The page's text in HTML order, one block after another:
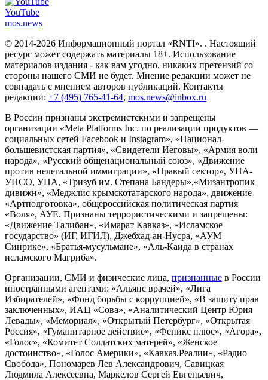
YouTube
mos.news
© 2014-2026 Информационный портал «RNTI». . Настоящий
ресурс может содержать материалы 18+. Использование
материалов издания - как вам угодно, никаких претензий со
стороны нашего СМИ не будет. Мнение редакции может не
совпадать с мнением авторов публикаций. Контакты
редакции: +7 (495) 765-41-64, mos.news@inbox.ru
В России признаны экстремистскими и запрещены
организации «Meta Platforms Inc. по реализации продуктов —
социальных сетей Facebook и Instagram», «Национал-
большевистская партия», «Свидетели Иеговы», «Армия воли
народа», «Русский общенациональный союз», «Движение
против нелегальной иммиграции», «Правый сектор», УНА-
УНСО, УПА, «Тризуб им. Степана Бандеры»,«Мизантропик
дивижн», «Меджлис крымскотатарского народа», движение
«Артподготовка», общероссийская политическая партия
«Воля», АУЕ. Признаны террористическими и запрещены:
«Движение Талибан», «Имарат Кавказ», «Исламское
государство» (ИГ, ИГИЛ), Джебхад-ан-Нусра, «АУМ
Синрике», «Братья-мусульмане», «Аль-Каида в странах
исламского Магриба».
Организации, СМИ и физические лица, признанные в России
иностранными агентами: «Альянс врачей», «Лига
Избирателей», «Фонд борьбы с коррупцией», «В защиту прав
заключенных», ИАЦ «Сова», «Аналитический Центр Юрия
Левады», «Мемориал», «Открытый Петербург», «Открытая
Россия», «Гуманитарное действие», «Феникс плюс», «Агора»,
«Голос», «Комитет Солдатских матерей», «Женское
достоинство», «Голос Америки», «Кавказ.Реалии», «Радио
Свобода», Пономарев Лев Александрович, Савицкая
Людмила Алексеевна, Маркелов Сергей Евгеньевич,